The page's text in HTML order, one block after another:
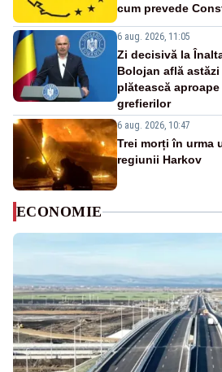
cum prevede
6 aug. 2026, 11:05
Zi decisivă la
Bolojan află
plătească
grefierilor
6 aug. 2026, 10:47
Trei morți în urma
regiunii Harkov
ECONOMIE